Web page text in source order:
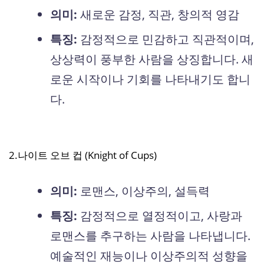
의미: 새로운 감정, 직관, 창의적 영감
특징: 감정적으로 민감하고 직관적이며,
상상력이 풍부한 사람을 상징합니다. 새
로운 시작이나 기회를 나타내기도 합니
다.
2.나이트 오브 컵 (Knight of Cups)
의미: 로맨스, 이상주의, 설득력
특징: 감정적으로 열정적이고, 사랑과
로맨스를 추구하는 사람을 나타냅니다.
예술적인 재능이나 이상주의적 성향을